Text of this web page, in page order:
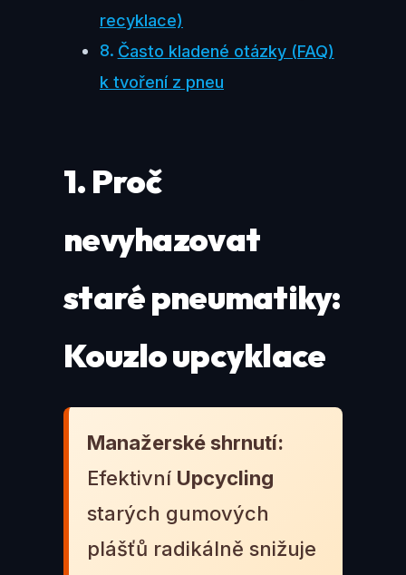
recyklace)
Často kladené otázky (FAQ)
k tvoření z pneu
1. Proč
nevyhazovat
staré pneumatiky:
Kouzlo upcyklace
Manažerské shrnutí:
Efektivní Upcycling
starých gumových
plášťů radikálně snižuje